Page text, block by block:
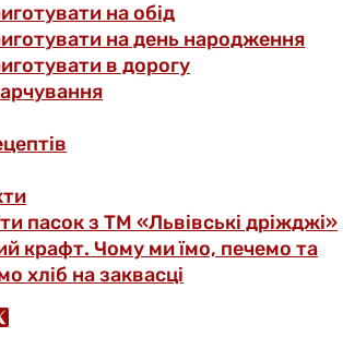
на обід
на день народження
в дорогу
пасок з ТМ «Львівські дріжджі»
крафт. Чому ми їмо, печемо та
хліб на заквасці